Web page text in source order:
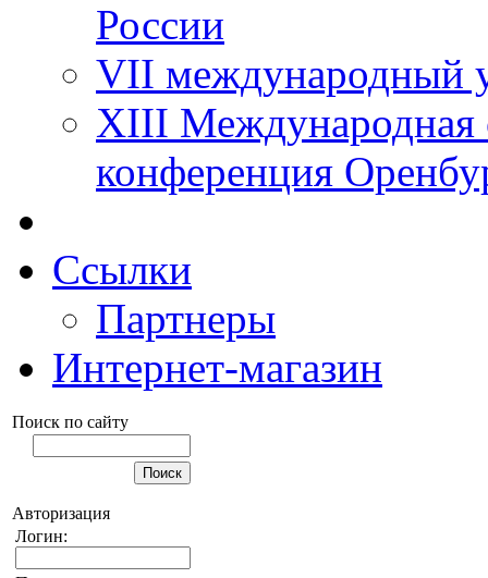
России
VII международный
XIII Международная
конференция
Ссылки
Партнеры
Интернет-магазин
Поиск по сайту
Авторизация
Логин: